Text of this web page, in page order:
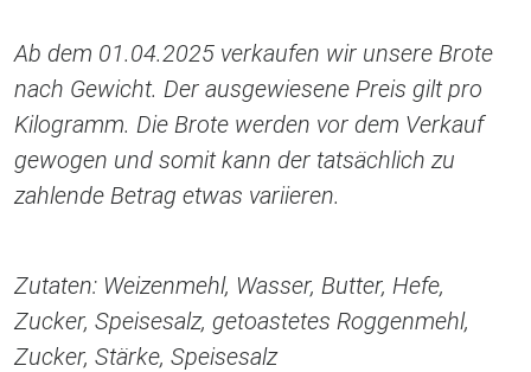
Ab dem 01.04.2025 verkaufen wir unsere Brote
nach Gewicht. Der ausgewiesene Preis gilt pro
Kilogramm. Die Brote werden vor dem Verkauf
gewogen und somit kann der tatsächlich zu
zahlende Betrag etwas variieren.
Zutaten: Weizenmehl, Wasser, Butter, Hefe,
Zucker, Speisesalz, getoastetes Roggenmehl,
Zucker, Stärke, Speisesalz